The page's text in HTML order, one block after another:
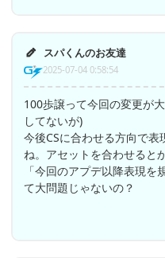
スパくんのお友達
2025-07-04 0:58:54
100歩譲って今回の変更が
してないが)
今後CSに合わせる方向で表
ね。アセットを合わせると
「今回のアプデ以降表現
て大問題じゃないの？